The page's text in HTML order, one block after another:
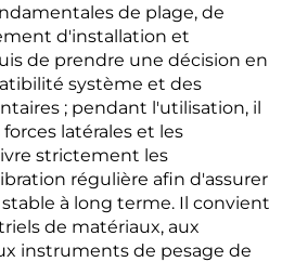
de plage, de
d'installation et
de prendre une décision en
système et des
; pendant l'utilisation, il
latérales et les
strictement les
régulière afin d'assurer
à long terme. Il convient
de matériaux, aux
instruments de pesage de